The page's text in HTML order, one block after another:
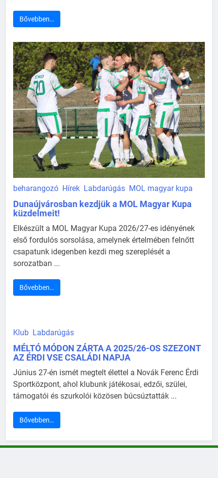
Bővebben…
beharangozó Hírek Labdarúgás MOL magyar kupa
Dunaújvárosban kezdjük a MOL Magyar Kupa
küzdelmeit!
Elkészült a MOL Magyar Kupa 2026/27-es idényének
első fordulós sorsolása, amelynek értelmében felnőtt
csapatunk idegenben kezdi meg szereplését a
sorozatban ...
Bővebben…
Klub Labdarúgás
MÉLTÓ MÓDON ZÁRTA A 2025/26-OS SZEZONT
AZ ÉRDI VSE CSALÁDI NAPJA
Június 27-én ismét megtelt élettel a Novák Ferenc Érdi
Sportközpont, ahol klubunk játékosai, edzői, szülei,
támogatói és szurkolói közösen búcsúztatták ...
Bővebben…